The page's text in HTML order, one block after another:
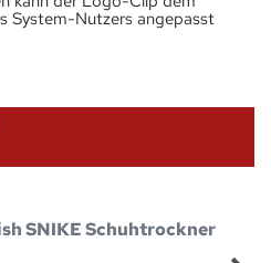
System-Nutzers angepasst
SNIKE Schuhtrockner